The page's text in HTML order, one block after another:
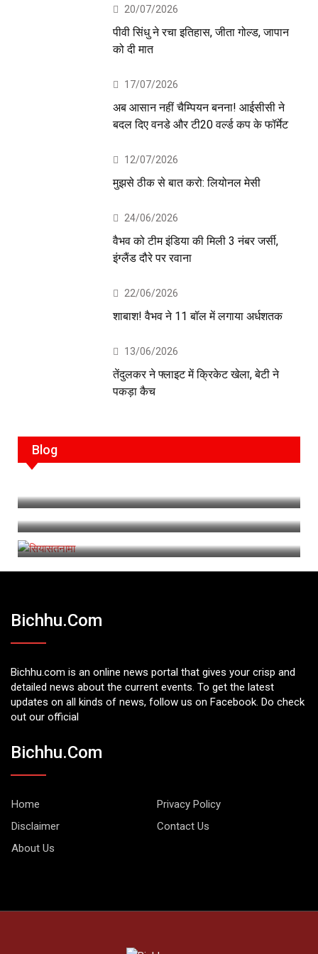
20/07/2026
पीवी सिंधु ने रचा इतिहास, जीता गोल्ड, जापान
को दी मात
17/07/2026
अब आसान नहीं चैम्पियन बनना! आईसीसी ने
बदल दिए वनडे और टी20 वर्ल्ड कप के फॉर्मेट
12/07/2026
मुझसे ठीक से बात करो: लियोनल मेसी
24/06/2026
वैभव को टीम इंडिया की मिली 3 नंबर जर्सी,
इंग्लैंड दौरे पर रवाना
22/06/2026
शाबाश! वैभव ने 11 बॉल में लगाया अर्धशतक
13/06/2026
तेंदुलकर ने फ्लाइट में क्रिकेट खेला, बेटी ने
पकड़ा कैच
Blog
साहब को विदा ना होना था…
सियासतनामा
Bichhu.com
Bichhu.com is an online news portal that gives your crisp and
detailed news about the current events. To get the latest
updates on all kinds of news, follow us on Facebook. Do check
out our official
Bichhu.com
Home
Privacy Policy
Disclaimer
Contact Us
About Us